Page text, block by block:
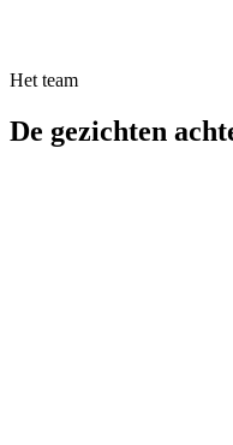
Het team
De gezichten